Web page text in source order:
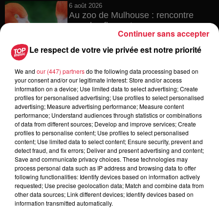
6 août 2026
Au zoo de Mulhouse : rencontre
avec les flamants rouges
6 août 2026
Les dernières infos sur la venue du
pape à Metz en septembre
5 août 2026
Europa-Park : des précisons sur
l’après Euro-Mir
Le respect de votre vie privée est notre priorité
We and our (447) partnersdo the following data processing based on
your consent and/or our legitimate interest: Store and/or access
information on a device; Use limited data to select advertising; Create
profiles for personalised advertising; Use profiles to select personalised
advertising; Measure advertising performance; Measure content
performance; Understand audiences through statistics or combinations
of data from different sources; Develop and improve services; Create
profiles to personalise content; Use profiles to select personalised
content; Use limited data to select content; Ensure security, prevent and
detect fraud, and fix errors; Deliver and present advertising and content;
Save and communicate privacy choices. These technologies may
process personal data such as IP address and browsing data to offer
following functionalities: Identify devices based on information actively
requested; Use precise geolocation data; Match and combine data from
other data sources; Link different devices; Identify devices based on
information transmitted automatically.
Continuer sans accepter